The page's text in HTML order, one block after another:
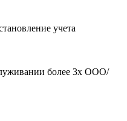
учета
более 3х ООО/